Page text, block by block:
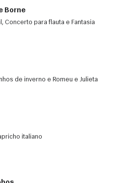
Borne
Concerto para flauta e Fantasia
de inverno e Romeu e Julieta
italiano